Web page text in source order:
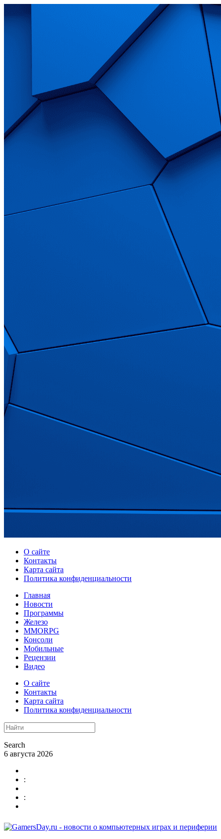
О сайте
Контакты
Карта сайта
Политика конфиденциальности
Главная
Новости
Программы
Железо
MMORPG
Консоли
Мобильные
Рецензии
Видео
О сайте
Контакты
Карта сайта
Политика конфиденциальности
Search
6 августа 2026
:
: